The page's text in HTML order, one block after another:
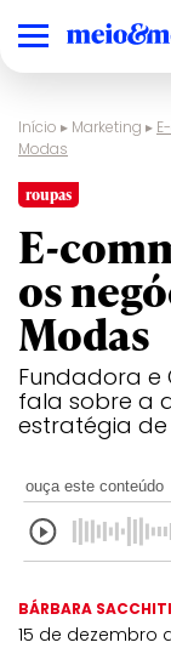
Início ▸ Marketing ▸
Modas
roupas
E-
os
Modas
Fundadora e
fala sobre a
estratégia
ouça este conteúdo
BÁRBARA
15 de dezembro